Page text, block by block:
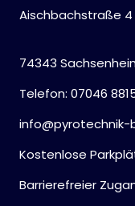
Aischbachstraße 4
74343
Telefon: 07046
info@pyrotechnik-
Kostenlose
Barrierefreier